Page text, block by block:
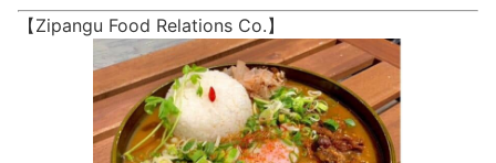
【Zipangu Food Relations Co.】